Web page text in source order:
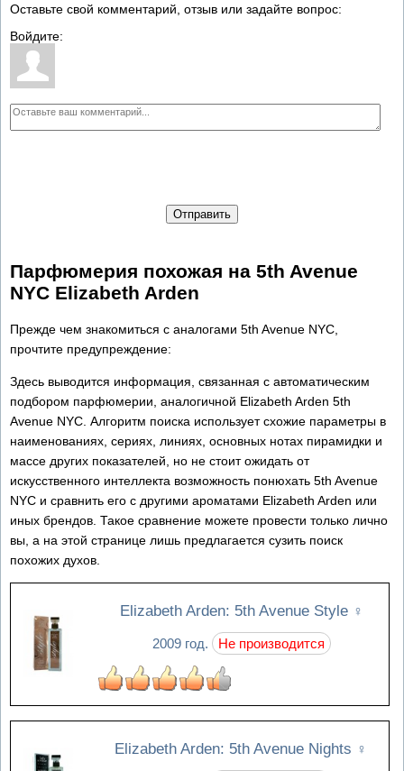
Оставьте свой комментарий, отзыв или задайте вопрос:
Войдите:
Отправить
Парфюмерия похожая на 5th Avenue
NYC Elizabeth Arden
Прежде чем знакомиться с аналогами 5th Avenue NYC,
прочтите предупреждение:
Здесь выводится информация, связанная с автоматическим
подбором парфюмерии, аналогичной Elizabeth Arden 5th
Avenue NYC. Алгоритм поиска использует схожие параметры в
наименованиях, сериях, линиях, основных нотах пирамидки и
массе других показателей, но не стоит ожидать от
искусственного интеллекта возможность понюхать 5th Avenue
NYC и сравнить его с другими ароматами Elizabeth Arden или
иных брендов. Такое сравнение можете провести только лично
вы, а на этой странице лишь предлагается сузить поиск
похожих духов.
Elizabeth Arden: 5th Avenue Style ♀
2009 год. Не производится
Elizabeth Arden: 5th Avenue Nights ♀